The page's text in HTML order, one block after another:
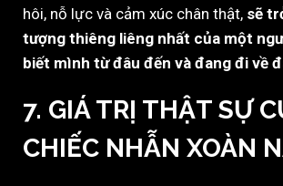
hôi, nỗ lực và cảm xúc chân thật, sẽ
tượng thiêng liêng nhất của một
biết mình từ đâu đến và đang đi về
7. GIÁ TRỊ THẬT SỰ
CHIẾC NHẪN XOÀN